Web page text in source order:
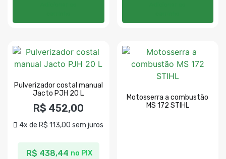
Pulverizador costal manual
Jacto PJH 20 L
R$ 452,00
4x de R$ 113,00 sem juros
R$ 438,44 no PIX
Motosserra a combustão
MS 172 STIHL